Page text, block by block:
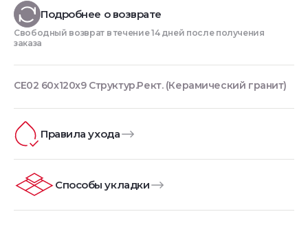
Подробнее о возврате
Свободный возврат в течение 14 дней после получения
заказа
CE02 60x120x9 Структур.Рект. (Керамический гранит)
Правила ухода
Способы укладки